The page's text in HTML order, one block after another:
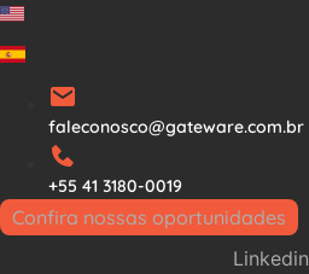
Ir
para
conteúdo
faleconosco@gateware.com.br
+55 41 3180-0019
Confira nossas oportunidades
Linkedin